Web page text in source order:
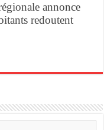
annonce
redoutent